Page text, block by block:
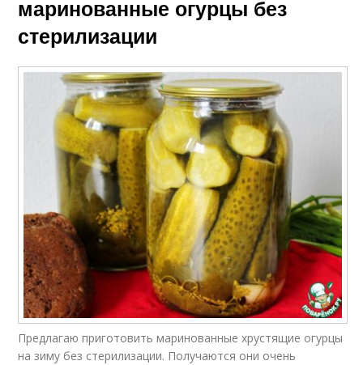
маринованные огурцы без
стерилизации
Предлагаю приготовить маринованные хрустящие огурцы
на зиму без стерилизации. Получаются они очень